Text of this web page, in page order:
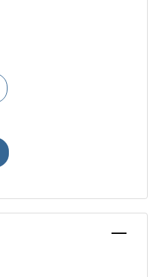
handicaps/besoins